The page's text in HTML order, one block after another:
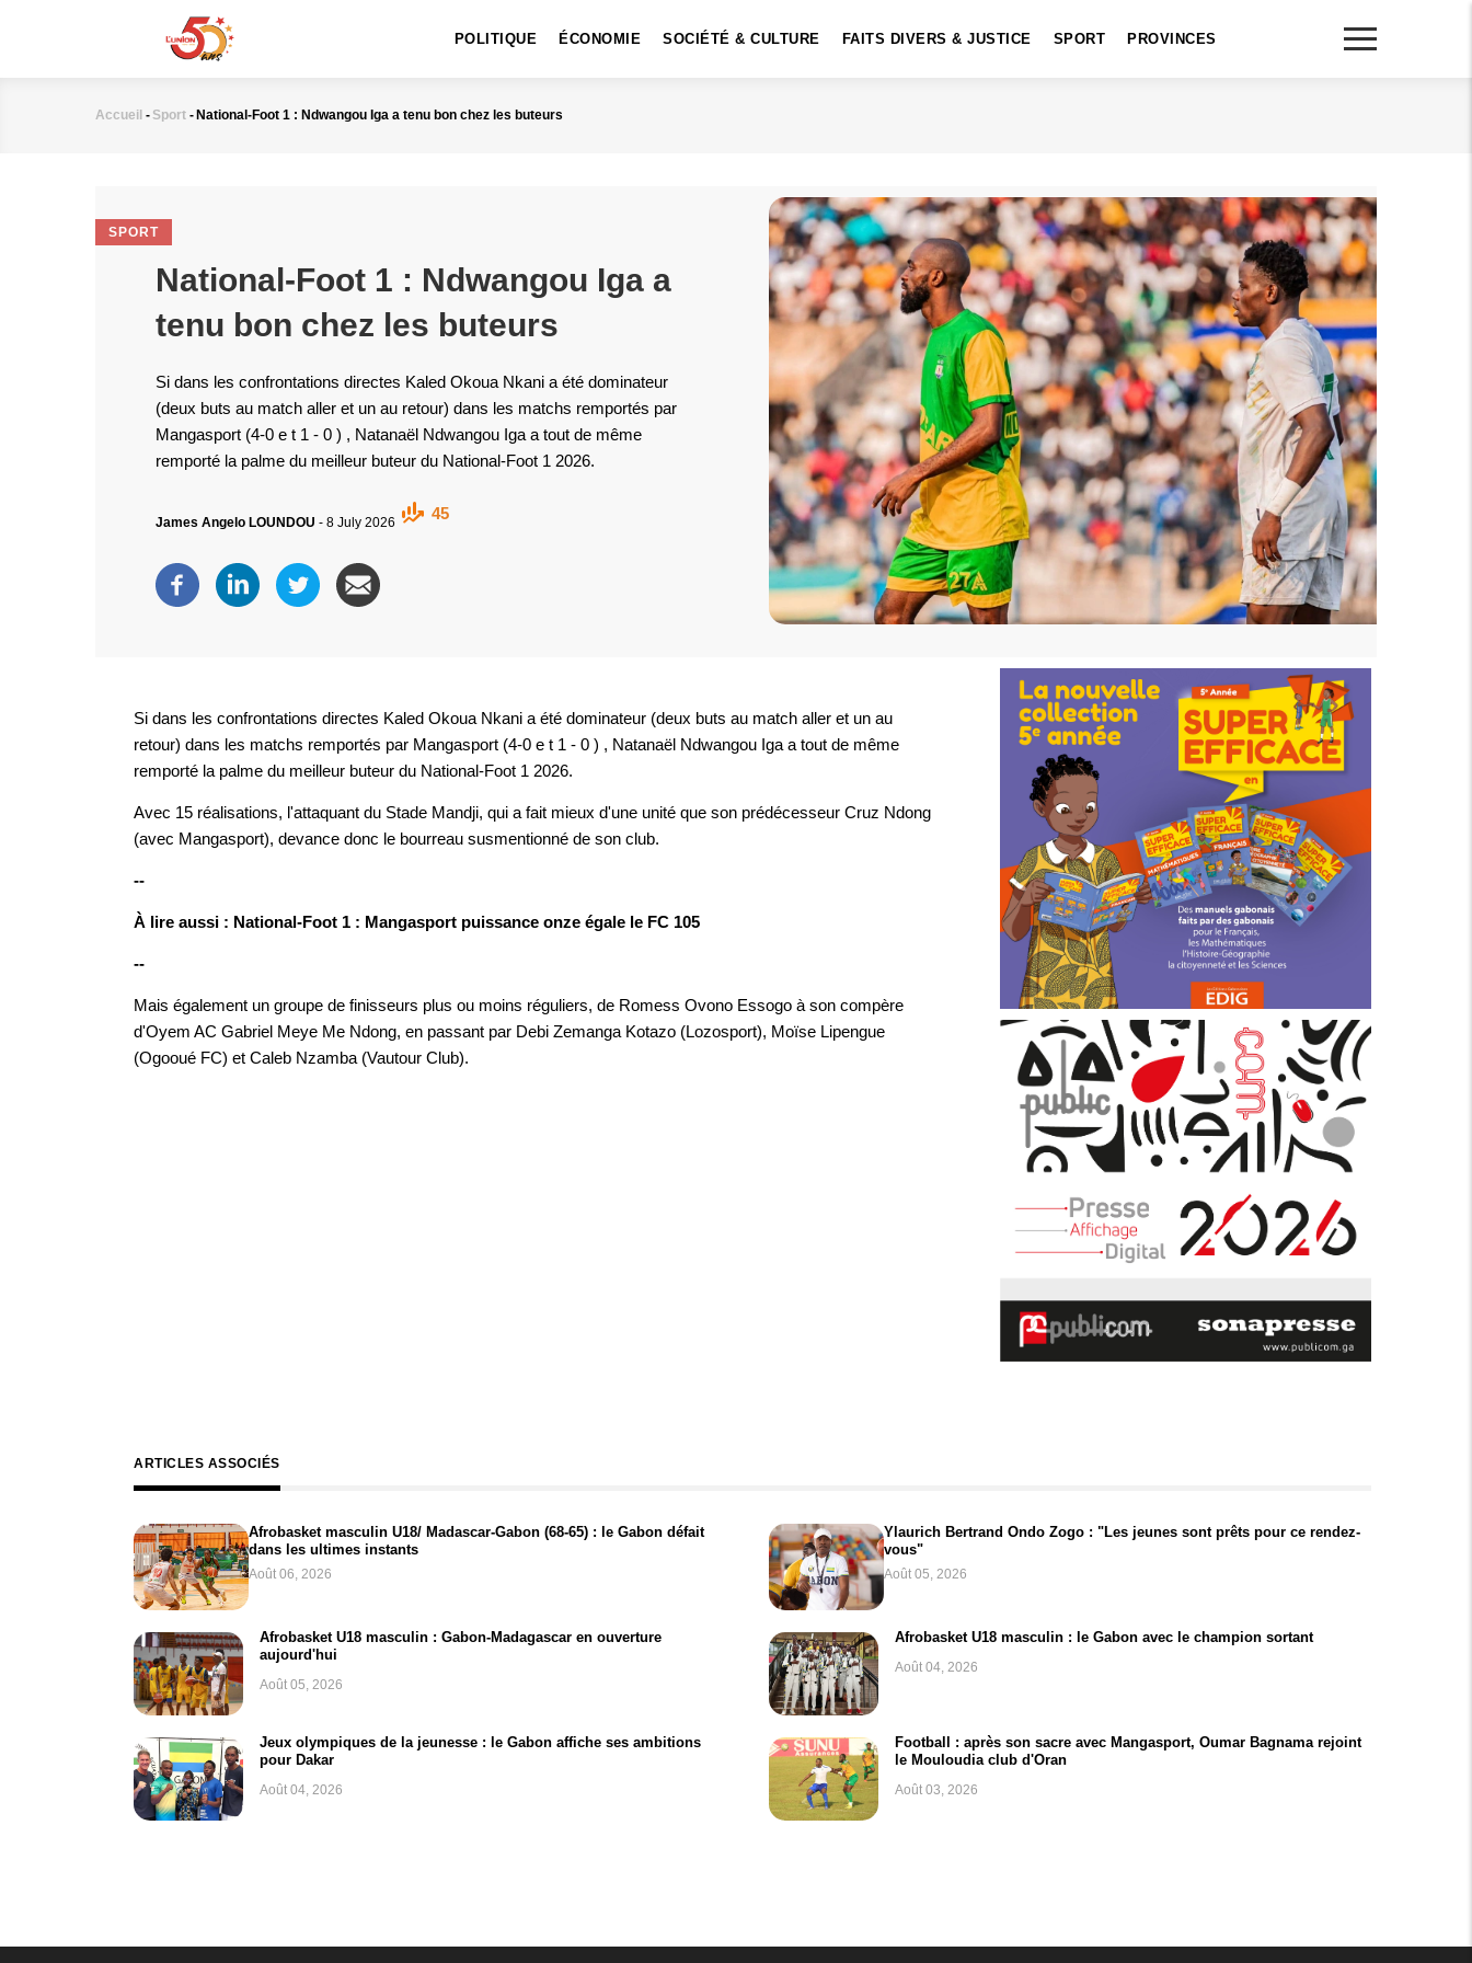
POLITIQUE ÉCONOMIE SOCIÉTÉ & CULTURE FAITS DIVERS & JUSTICE SPORT PROVINCES
Fil
Accueil - Sport - National-Foot 1 : Ndwangou Iga a tenu bon chez les buteurs
SPORT
National-Foot 1 : Ndwangou Iga a
tenu bon chez les buteurs
Si dans les confrontations directes Kaled Okoua Nkani a été dominateur
(deux buts au match aller et un au retour) dans les matchs remportés par
Mangasport (4-0 e t 1 - 0 ) , Natanaël Ndwangou Iga a tout de même
remporté la palme du meilleur buteur du National-Foot 1 2026.
James Angelo LOUNDOU - 8 July 2026
45
Si dans les confrontations directes Kaled Okoua Nkani a été dominateur (deux buts au match aller et un au
retour) dans les matchs remportés par Mangasport (4-0 e t 1 - 0 ) , Natanaël Ndwangou Iga a tout de même
remporté la palme du meilleur buteur du National-Foot 1 2026.
Avec 15 réalisations, l'attaquant du Stade Mandji, qui a fait mieux d'une unité que son prédécesseur Cruz Ndong
(avec Mangasport), devance donc le bourreau susmentionné de son club.
--
À lire aussi : National-Foot 1 : Mangasport puissance onze égale le FC 105
--
Mais également un groupe de finisseurs plus ou moins réguliers, de Romess Ovono Essogo à son compère
d'Oyem AC Gabriel Meye Me Ndong, en passant par Debi Zemanga Kotazo (Lozosport), Moïse Lipengue
(Ogooué FC) et Caleb Nzamba (Vautour Club).
ARTICLES ASSOCIÉS
Afrobasket masculin U18/ Madascar-Gabon (68-65) : le Gabon défait
dans les ultimes instants
Août 06, 2026
Ylaurich Bertrand Ondo Zogo : "Les jeunes sont prêts pour ce rendez-
vous"
Août 05, 2026
Afrobasket U18 masculin : Gabon-Madagascar en ouverture
aujourd'hui
Août 05, 2026
Afrobasket U18 masculin : le Gabon avec le champion sortant
Août 04, 2026
Jeux olympiques de la jeunesse : le Gabon affiche ses ambitions
pour Dakar
Août 04, 2026
Football : après son sacre avec Mangasport, Oumar Bagnama rejoint
le Mouloudia club d'Oran
Août 03, 2026